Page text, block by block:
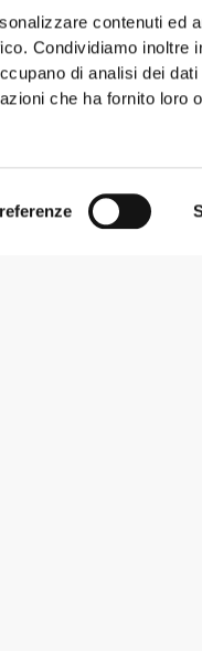
contenuti ed
Condividiamo
di analisi dei
che ha fornito loro